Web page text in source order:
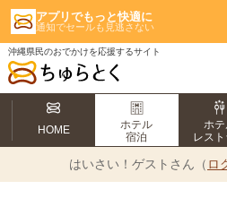
アプリでもっと快適に
通知でセールも見逃さない
沖縄県民のおでかけを応援するサイト
HOME
ホテル
宿泊
ホ
レス
はいさい！ ゲストさん（ ロ